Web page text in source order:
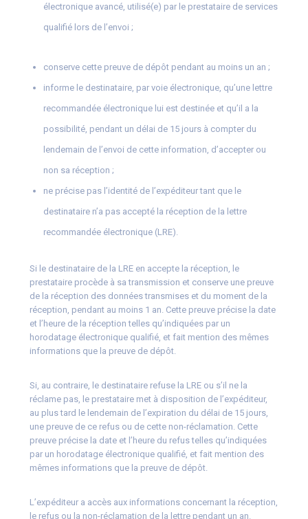
électronique avancé, utilisé(e) par le prestataire de services
qualifié lors de l’envoi ;
conserve cette preuve de dépôt pendant au moins un an ;
informe le destinataire, par voie électronique, qu’une lettre
recommandée électronique lui est destinée et qu’il a la
possibilité, pendant un délai de 15 jours à compter du
lendemain de l’envoi de cette information, d’accepter ou
non sa réception ;
ne précise pas l’identité de l’expéditeur tant que le
destinataire n’a pas accepté la réception de la lettre
recommandée électronique (LRE).
Si le destinataire de la LRE en accepte la réception, le
prestataire procède à sa transmission et conserve une preuve
de la réception des données transmises et du moment de la
réception, pendant au moins 1 an. Cette preuve précise la date
et l’heure de la réception telles qu’indiquées par un
horodatage électronique qualifié, et fait mention des mêmes
informations que la preuve de dépôt.
Si, au contraire, le destinataire refuse la LRE ou s’il ne la
réclame pas, le prestataire met à disposition de l’expéditeur,
au plus tard le lendemain de l’expiration du délai de 15 jours,
une preuve de ce refus ou de cette non-réclamation. Cette
preuve précise la date et l’heure du refus telles qu’indiquées
par un horodatage électronique qualifié, et fait mention des
mêmes informations que la preuve de dépôt.
L’expéditeur a accès aux informations concernant la réception,
le refus ou la non-réclamation de la lettre pendant un an.